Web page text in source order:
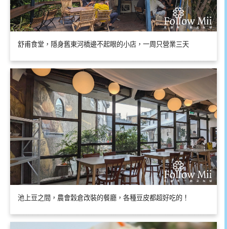
舒甫食堂，隱身舊東河橋邊不起眼的小店，一周只營業三天
池上豆之間，農會穀倉改裝的餐廳，各種豆皮都超好吃的！